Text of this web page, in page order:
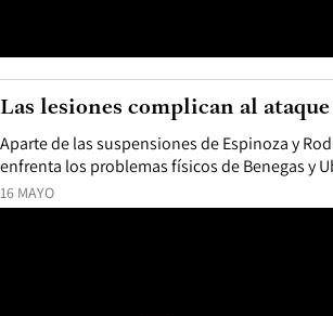
16 MAYO
Aparte de las suspensiones de Espinoza y
enfrenta los problemas físicos de Benegas y
Las lesiones complican al